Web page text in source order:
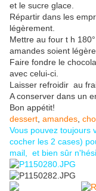
et le sucre glace.
Répartir dans les
légèrement.
Mettre au four t h
amandes soient
Faire fondre le
avec celui-ci.
Laisser refroidir au
A conserver dans un
Bon appétit!
dessert amandes
Vous pouvez toujours
cocher les 2 cases)
mail, et bien sûr